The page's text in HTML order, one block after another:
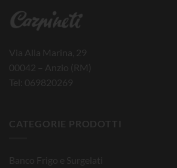
Via Alla Marina, 29
00042 – Anzio (RM)
Tel: 069820269
CATEGORIE PRODOTTI
Banco Frigo e Surgelati